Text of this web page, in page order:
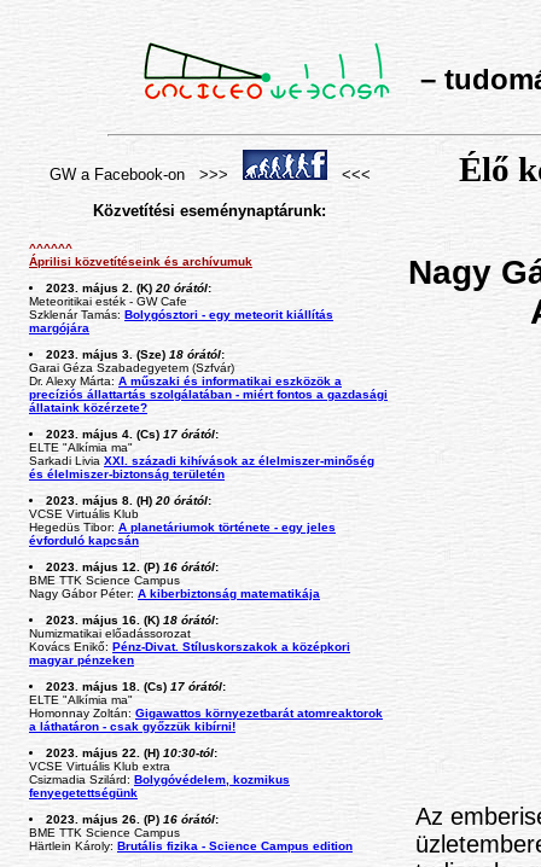
–
GW a Facebook-on >>>
<<<
Közvetítési eseménynaptárunk:
^^^^^^
Áprilisi közvetítéseink és archívumuk
2023. május 2. (K) 20 órától:
Meteoritikai esték - GW Cafe
Szklenár Tamás: Bolygósztori - egy meteorit kiállítás
margójára
2023. május 3. (Sze) 18 órától:
Garai Géza Szabadegyetem (Szfvár)
Dr. Alexy Márta: A műszaki és informatikai eszközök a
precíziós állattartás szolgálatában - miért fontos a gazdasági
állataink közérzete?
2023. május 4. (Cs) 17 órától:
ELTE "Alkímia ma"
Sarkadi Livia XXI. századi kihívások az élelmiszer-minőség
és élelmiszer-biztonság területén
2023. május 8. (H) 20 órától:
VCSE Virtuális Klub
Hegedüs Tibor: A planetáriumok története - egy jeles
évforduló kapcsán
2023. május 12. (P) 16 órától:
BME TTK Science Campus
Nagy Gábor Péter: A kiberbiztonság matematikája
2023. május 16. (K) 18 órától:
Numizmatikai előadássorozat
Kovács Enikő: Pénz-Divat. Stíluskorszakok a középkori
magyar pénzeken
2023. május 18. (Cs) 17 órától:
ELTE "Alkímia ma"
Homonnay Zoltán: Gigawattos környezetbarát atomreaktorok
a láthatáron - csak győzzük kibírni!
2023. május 22. (H) 10:30-tól:
VCSE Virtuális Klub extra
Csizmadia Szilárd: Bolygóvédelem, kozmikus
fenyegetettségünk
2023. május 26. (P) 16 órától:
BME TTK Science Campus
Härtlein Károly: Brutális fizika - Science Campus edition
Élő
Nagy
Az